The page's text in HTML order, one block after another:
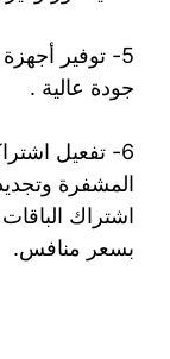
5- توفير
جودة عالية .
6- تفعيل
المشفرة
اشتراك
بسعر منافس.